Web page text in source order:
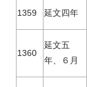
1359 延文四年
1360
延文五
年、６月